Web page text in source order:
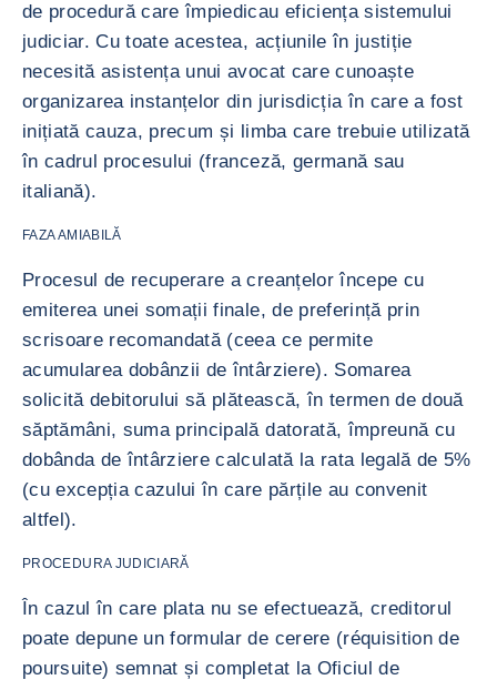
de procedură care împiedicau eficiența sistemului
judiciar. Cu toate acestea, acțiunile în justiție
necesită asistența unui avocat care cunoaște
organizarea instanțelor din jurisdicția în care a fost
inițiată cauza, precum și limba care trebuie utilizată
în cadrul procesului (franceză, germană sau
italiană).
FAZA AMIABILĂ
Procesul de recuperare a creanțelor începe cu
emiterea unei somații finale, de preferință prin
scrisoare recomandată (ceea ce permite
acumularea dobânzii de întârziere). Somarea
solicită debitorului să plătească, în termen de două
săptămâni, suma principală datorată, împreună cu
dobânda de întârziere calculată la rata legală de 5%
(cu excepția cazului în care părțile au convenit
altfel).
PROCEDURA JUDICIARĂ
În cazul în care plata nu se efectuează, creditorul
poate depune un formular de cerere (réquisition de
poursuite) semnat și completat la Oficiul de